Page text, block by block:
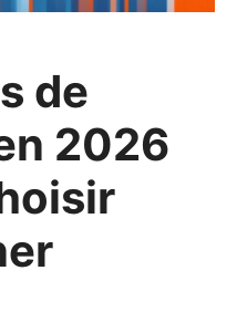
de
2026